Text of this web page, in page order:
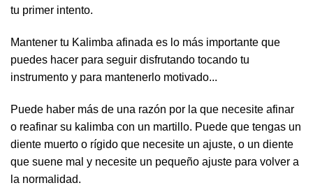
tu primer intento.
Mantener tu Kalimba afinada es lo más importante que
puedes hacer para seguir disfrutando tocando tu
instrumento y para mantenerlo motivado...
Puede haber más de una razón por la que necesite afinar
o reafinar su kalimba con un martillo. Puede que tengas un
diente muerto o rígido que necesite un ajuste, o un diente
que suene mal y necesite un pequeño ajuste para volver a
la normalidad.